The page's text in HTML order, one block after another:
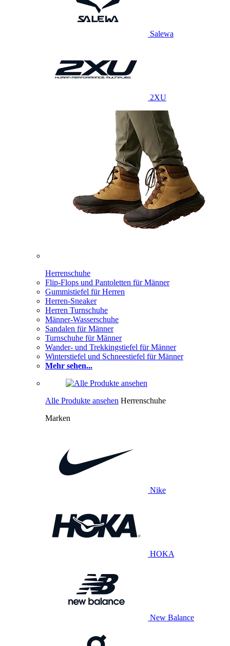
Salewa
2XU
Herrenschuhe
Flip-Flops und Pantoletten für Männer
Gummistiefel für Herren
Herren-Sneaker
Herren Turnschuhe
Männer-Wasserschuhe
Sandalen für Männer
Turnschuhe für Männer
Wander- und Trekkingstiefel für Männer
Winterstiefel und Schneestiefel für Männer
Mehr sehen...
Alle Produkte ansehen Herrenschuhe
Marken
Nike
HOKA
New Balance